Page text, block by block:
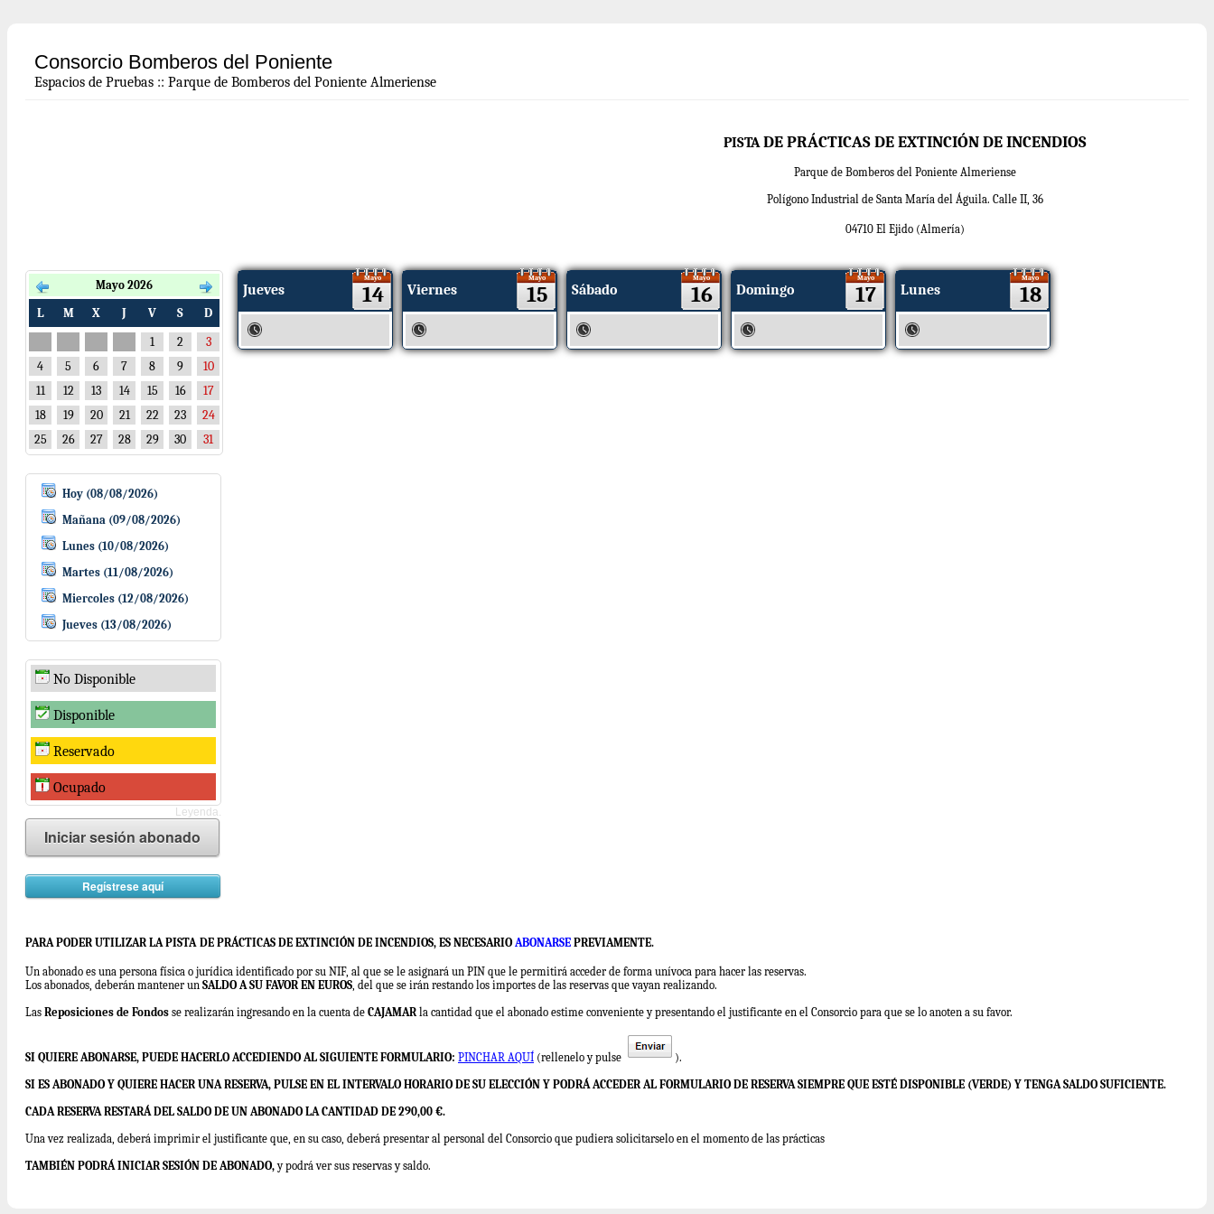
Consorcio Bomberos del Poniente
Espacios de Pruebas :: Parque de Bomberos del Poniente Almeriense
PISTADE PRÁCTICAS DE EXTINCIÓN DE INCENDIOS
Parque de Bomberos del Poniente Almeriense
Polígono Industrial de Santa María del Águila. Calle II, 36
04710 El Ejido (Almería)
Mayo 2026
L M X J V S
D
1
2
3
4
5 6 7 8 9
10
11
12 13 14 15 16
17
18
19 20 21 22 23
24
25
26 27 28 29 30 31
Hoy (08/08/2026)
Mañana (09/08/2026)
Lunes (10/08/2026)
Martes (11/08/2026)
Miercoles (12/08/2026)
Jueves (13/08/2026)
No Disponible
Disponible
Reservado
Ocupado
Leyenda.
Iniciar sesión abonado
Regístrese aquí
Jueves
Mayo
14 Viernes
Mayo
15 Sábado
Mayo
16 Domingo
Mayo
17 Lunes
Mayo
18
PARA PODER UTILIZAR LA PISTA DE PRÁCTICAS DE EXTINCIÓN DE INCENDIOS, ES NECESARIO ABONARSE PREVIAMENTE.
Un abonado es una persona física o jurídica identificado por su NIF, al que se le asignará un PIN que le permitirá acceder de forma unívoca para hacer las reservas.
Los abonados, deberán mantener un SALDO A SU FAVOR EN EUROS, del que se irán restando los importes de las reservas que vayan realizando.
Las Reposiciones de Fondos se realizarán ingresando en la cuenta de CAJAMAR la cantidad que el abonado estime conveniente y presentando el justificante en el Consorcio para que se lo anoten a su favor.
SI QUIERE ABONARSE, PUEDE HACERLO ACCEDIENDO AL SIGUIENTE FORMULARIO: PINCHAR AQUÍ (rellenelo y pulse
).
SI ES ABONADO Y QUIERE HACER UNA RESERVA, PULSE EN EL INTERVALO HORARIO DE SU ELECCIÓN Y PODRÁ ACCEDER AL FORMULARIO DE RESERVA SIEMPRE QUE ESTÉ DISPONIBLE (VERDE) Y TENGA SALDO SUFICIENTE.
CADA RESERVA RESTARÁ DEL SALDO DE UN ABONADO LA CANTIDAD DE 290,00 €.
Una vez realizada, deberá imprimir el justificante que, en su caso, deberá presentar al personal del Consorcio que pudiera solicitarselo en el momento de las prácticas
TAMBIÉN PODRÁ INICIAR SESIÓN DE ABONADO,y podrá ver sus reservas y saldo.